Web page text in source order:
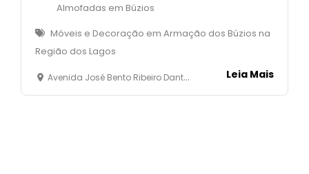
Almofadas em Búzios
Móveis e Decoração em Armação dos Búzios na
Região dos Lagos
Avenida José Bento Ribeiro Dantas, 5333 - loja 1- Mnaguinhos- Armação dos Búzios Leia Mais